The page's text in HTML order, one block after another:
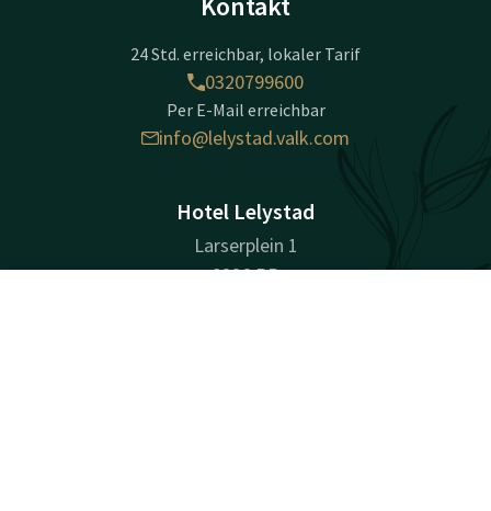
24 Std. erreichbar, lokaler Tarif
0320799600
Per E-Mail erreichbar
info@lelystad.valk.com
Hotel Lelystad
Larserplein 1
8226 PB